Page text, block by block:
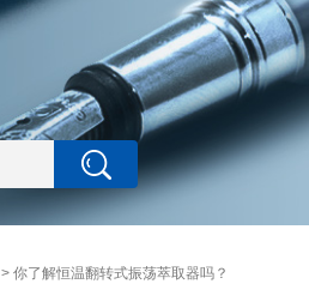
你了解恒温翻转式振荡萃取器吗？